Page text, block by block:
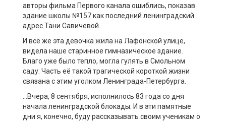
авторы фильма Первого канала ошиблись, показав
здание школы №157 как последний ленинградский
адрес Тани Савичевой.
И всё же эта девочка жила на Лафонской улице,
видела наше старинное гимназическое здание.
Благо уже было тепло, могла гулять в Смольном
саду. Часть её такой трагической короткой жизни
связана с этим уголком Ленинграда-Петербурга.
…Вчера, 8 сентября, исполнилось 83 года со дня
начала ленинградской блокады. И в эти памятные
дни я, конечно, буду рассказывать своим ученикам о